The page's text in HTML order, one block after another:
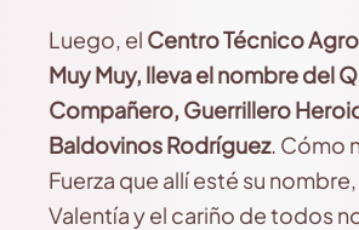
Luego, el Centro Técnico
Muy Muy, lleva el nombre del
Compañero, Guerrillero
Baldovinos Rodríguez. Cómo
Fuerza que allí esté su nombre,
Valentía y el cariño de todos